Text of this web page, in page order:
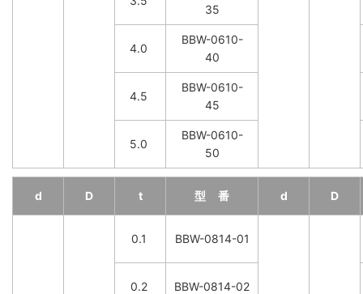
35
4.0
BBW-0610-
40
4.5
BBW-0610-
45
5.0
BBW-0610-
50
d D t 型 番 d D
0.1 BBW-0814-01
0.2 BBW-0814-02